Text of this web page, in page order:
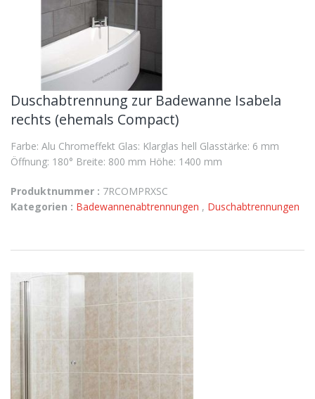
Duschabtrennung zur Badewanne Isabela
rechts (ehemals Compact)
Farbe: Alu Chromeffekt Glas: Klarglas hell Glasstärke: 6 mm
Öffnung: 180° Breite: 800 mm Höhe: 1400 mm
Produktnummer : 7RCOMPRXSC
Kategorien : Badewannenabtrennungen , Duschabtrennungen